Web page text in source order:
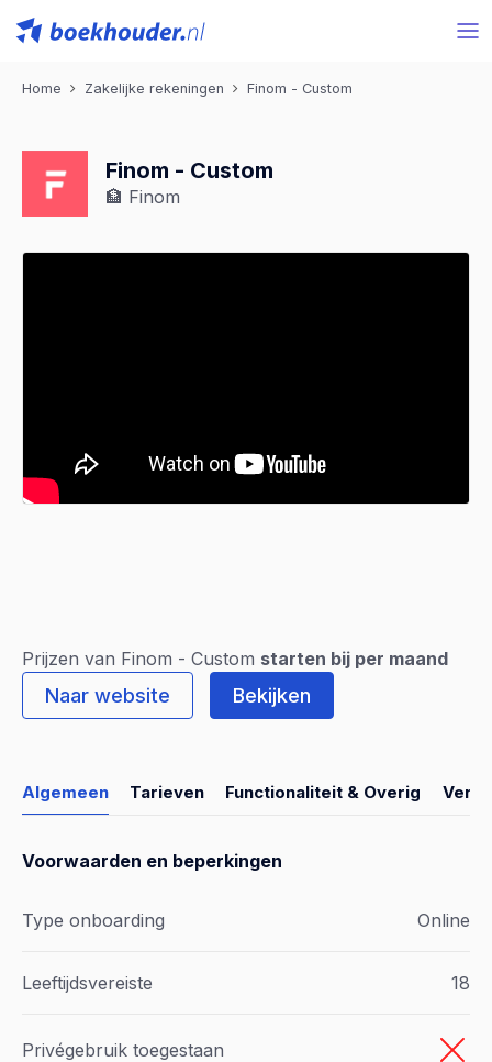
Home Zakelijke rekeningen Finom - Custom
Finom - Custom
🏦 Finom
Prijzen van Finom - Custom starten bij per maand
Naar website Bekijken
Algemeen Tarieven Functionaliteit & Overig
Voorwaarden en beperkingen
Type onboarding Online
Leeftijdsvereiste 18
Privégebruik toegestaan